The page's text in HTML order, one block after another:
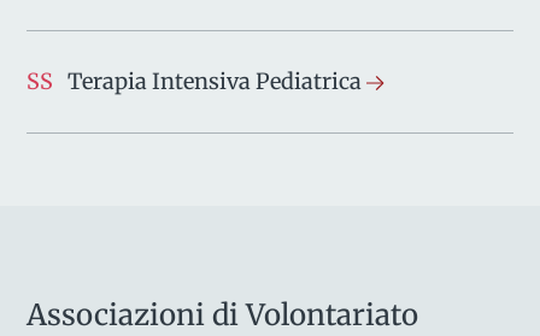
SS Terapia Intensiva Pediatrica
Associazioni di Volontariato